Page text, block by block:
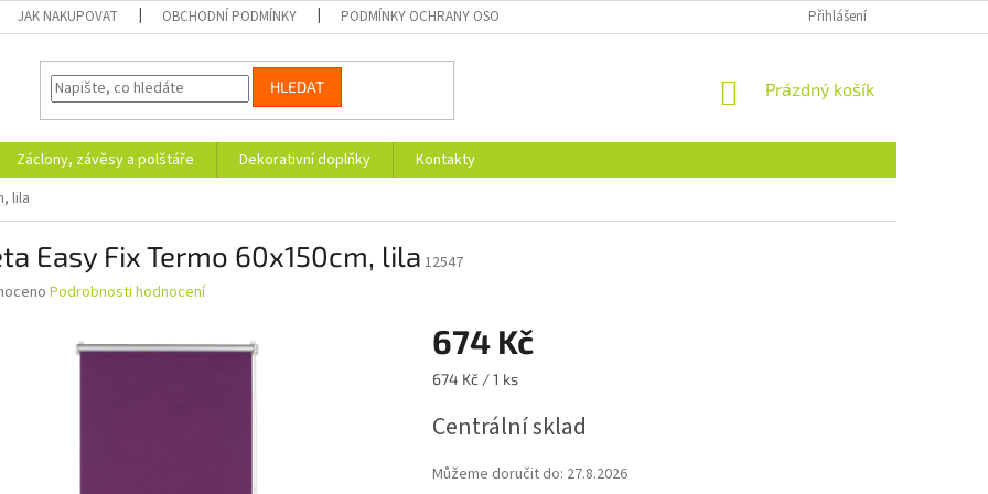
JAK NAKUPOVAT OBCHODNÍ PODMÍNKY PODMÍNKY OCHRANY OSOBNÍCH ÚDAJŮ FORMULÁŘ PRO
Přihlášení
HLEDAT
NÁKUPNÍ
Prázdný košík
Záclony, závěsy a polštáře Dekorativní doplňky
Kontakty
lila
Easy Fix Termo 60x150cm, lila 12547
Podrobnosti hodnocení
674 Kč
Měrná
674 Kč / 1 ks
Centrální sklad
Můžeme doručit do: 27.8.2026